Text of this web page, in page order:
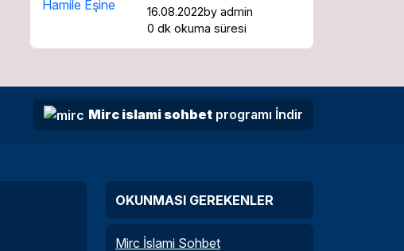
16.08.2022by admin
0 dk okuma süresi
Mirc islami sohbet programı İndir
OKUNMASI GEREKENLER
Mirc İslami Sohbet